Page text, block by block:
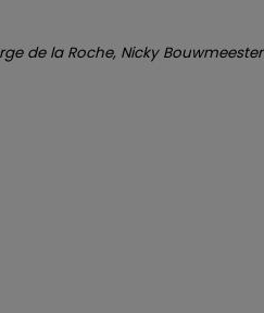
de la Roche, Nicky Bouwmeester